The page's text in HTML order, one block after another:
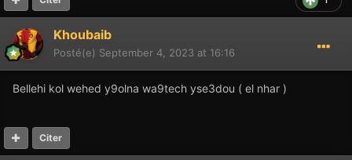
Khoubaib
Posté(e) September 4, 2023 at 16:16
Bellehi kol wehed y9olna wa9tech yse3dou ( el nhar )
Citer